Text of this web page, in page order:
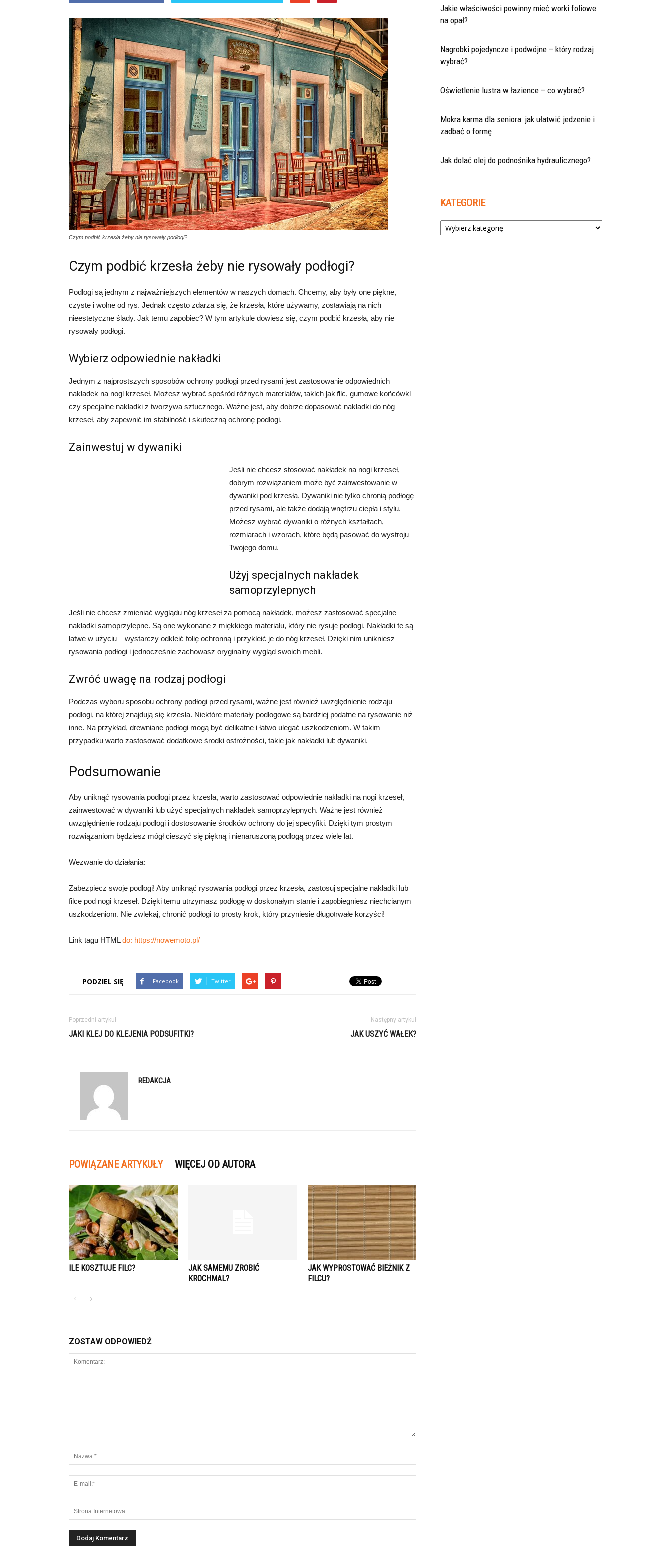
Czym podbić krzesła żeby nie rysowały podłogi?
Czym podbić krzesła żeby nie rysowały podłogi?
Podłogi są jednym z najważniejszych elementów w naszych domach. Chcemy, aby były one piękne,
czyste i wolne od rys. Jednak często zdarza się, że krzesła, które używamy, zostawiają na nich
nieestetyczne ślady. Jak temu zapobiec? W tym artykule dowiesz się, czym podbić krzesła, aby nie
rysowały podłogi.
Wybierz odpowiednie nakładki
Jednym z najprostszych sposobów ochrony podłogi przed rysami jest zastosowanie odpowiednich
nakładek na nogi krzeseł. Możesz wybrać spośród różnych materiałów, takich jak filc, gumowe końcówki
czy specjalne nakładki z tworzywa sztucznego. Ważne jest, aby dobrze dopasować nakładki do nóg
krzeseł, aby zapewnić im stabilność i skuteczną ochronę podłogi.
Zainwestuj w dywaniki
Jeśli nie chcesz stosować nakładek na nogi krzeseł,
dobrym rozwiązaniem może być zainwestowanie w
dywaniki pod krzesła. Dywaniki nie tylko chronią podłogę
przed rysami, ale także dodają wnętrzu ciepła i stylu.
Możesz wybrać dywaniki o różnych kształtach,
rozmiarach i wzorach, które będą pasować do wystroju
Twojego domu.
Użyj specjalnych nakładek
samoprzylepnych
Jeśli nie chcesz zmieniać wyglądu nóg krzeseł za pomocą nakładek, możesz zastosować specjalne
nakładki samoprzylepne. Są one wykonane z miękkiego materiału, który nie rysuje podłogi. Nakładki te są
łatwe w użyciu – wystarczy odkleić folię ochronną i przykleić je do nóg krzeseł. Dzięki nim unikniesz
rysowania podłogi i jednocześnie zachowasz oryginalny wygląd swoich mebli.
Zwróć uwagę na rodzaj podłogi
Podczas wyboru sposobu ochrony podłogi przed rysami, ważne jest również uwzględnienie rodzaju
podłogi, na której znajdują się krzesła. Niektóre materiały podłogowe są bardziej podatne na rysowanie niż
inne. Na przykład, drewniane podłogi mogą być delikatne i łatwo ulegać uszkodzeniom. W takim
przypadku warto zastosować dodatkowe środki ostrożności, takie jak nakładki lub dywaniki.
Podsumowanie
Aby uniknąć rysowania podłogi przez krzesła, warto zastosować odpowiednie nakładki na nogi krzeseł,
zainwestować w dywaniki lub użyć specjalnych nakładek samoprzylepnych. Ważne jest również
uwzględnienie rodzaju podłogi i dostosowanie środków ochrony do jej specyfiki. Dzięki tym prostym
rozwiązaniom będziesz mógł cieszyć się piękną i nienaruszoną podłogą przez wiele lat.
Wezwanie do działania:
Zabezpiecz swoje podłogi! Aby uniknąć rysowania podłogi przez krzesła, zastosuj specjalne nakładki lub
filce pod nogi krzeseł. Dzięki temu utrzymasz podłogę w doskonałym stanie i zapobiegniesz niechcianym
uszkodzeniom. Nie zwlekaj, chronić podłogi to prosty krok, który przyniesie długotrwałe korzyści!
Link tagu HTMLdo: https://nowemoto.pl/
PODZIEL SIĘ Facebook Twitter
Poprzedni artykuł
JAKI KLEJ DO KLEJENIA PODSUFITKI?
Następny artykuł
JAK USZYĆ WAŁEK?
REDAKCJA
POWIĄZANE ARTYKUŁY WIĘCEJ OD AUTORA
ILE KOSZTUJE FILC?
JAK SAMEMU ZROBIĆ
KROCHMAL?
JAK WYPROSTOWAĆ BIEŻNIK Z
FILCU?
ZOSTAW ODPOWIEDŹ
Jakie właściwości powinny mieć worki foliowe
na opał?
Nagrobki pojedyncze i podwójne – który rodzaj
wybrać?
Oświetlenie lustra w łazience – co wybrać?
Mokra karma dla seniora: jak ułatwić jedzenie i
zadbać o formę
Jak dolać olej do podnośnika hydraulicznego?
KATEGORIE
Kategorie